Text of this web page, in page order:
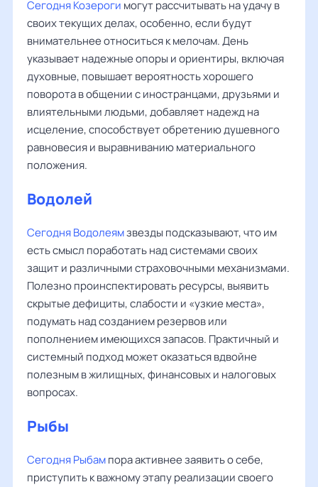
Сегодня Козероги могут рассчитывать на удачу в
своих текущих делах, особенно, если будут
внимательнее относиться к мелочам. День
указывает надежные опоры и ориентиры, включая
духовные, повышает вероятность хорошего
поворота в общении с иностранцами, друзьями и
влиятельными людьми, добавляет надежд на
исцеление, способствует обретению душевного
равновесия и выравниванию материального
положения.
Водолей
Сегодня Водолеямзвезды подсказывают, что им
есть смысл поработать над системами своих
защит и различными страховочными механизмами.
Полезно проинспектировать ресурсы, выявить
скрытые дефициты, слабости и «узкие места»,
подумать над созданием резервов или
пополнением имеющихся запасов. Практичный и
системный подход может оказаться вдвойне
полезным в жилищных, финансовых и налоговых
вопросах.
Рыбы
Сегодня Рыбампора активнее заявить о себе,
приступить к важному этапу реализации своего